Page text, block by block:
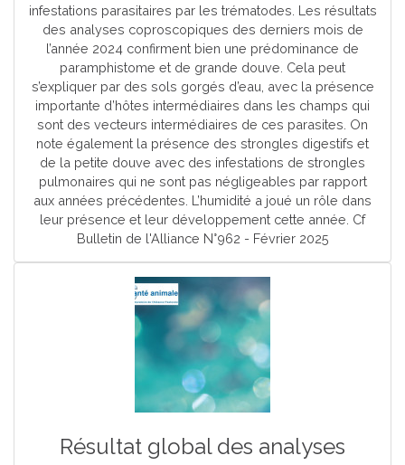
infestations parasitaires par les trématodes. Les résultats
des analyses coproscopiques des derniers mois de
l’année 2024 confirment bien une prédominance de
paramphistome et de grande douve. Cela peut
s’expliquer par des sols gorgés d’eau, avec la présence
importante d’hôtes intermédiaires dans les champs qui
sont des vecteurs intermédiaires de ces parasites. On
note également la présence des strongles digestifs et
de la petite douve avec des infestations de strongles
pulmonaires qui ne sont pas négligeables par rapport
aux années précédentes. L’humidité a joué un rôle dans
leur présence et leur développement cette année. Cf
Bulletin de l'Alliance N°962 - Février 2025
Résultat global des analyses